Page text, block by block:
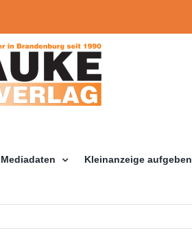
Mediadaten Kleinanzeige aufgeben